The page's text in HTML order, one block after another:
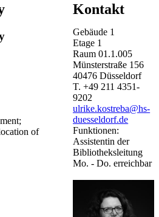
of
Kontakt
Gebäude 1
Etage 1
Raum01.1.005
Münsterstraße 156
40476Düsseldorf
T.+49 211 4351-
9202
ulrike.kostreba@hs-
duesseldorf.de
Funktionen:
Assistentin der
Bibliotheksleitung
Mo. - Do. erreichbar